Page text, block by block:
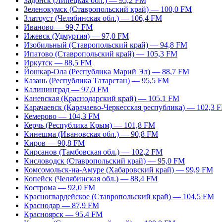
Зеленокумск (Ставропольский край) — 100,0 FM
Златоуст (Челябинская обл.) — 106,4 FM
Иваново — 99,7 FM
Ижевск (Удмуртия) — 97,0 FM
Изобильный (Ставропольский край) — 94,8 FM
Ипатово (Ставропольский край) — 105,3 FM
Иркутск — 88,5 FM
Йошкар-Ола (Республика Марий Эл) — 88,7 FM
Казань (Республика Татарстан) — 95,5 FM
Калининград — 97,0 FM
Каневская (Краснодарский край) — 105,1 FM
Карачаевск (Карачаево-Черкесская республика) — 102,3
Кемерово — 104,3 FM
Керчь (Республика Крым) — 101,8 FM
Кинешма (Ивановская обл.) — 90,8 FM
Киров — 90,8 FM
Кирсанов (Тамбовская обл.) — 102,2 FM
Кисловодск (Ставропольский край) — 95,0 FM
Комсомольск-на-Амуре (Хабаровский край) — 99,9 FM
Копейск (Челябинская обл.) — 88,4 FM
Кострома — 92,0 FM
Красногвардейское (Ставропольский край) — 104,5 FM
Краснодар — 87,9 FM
Красноярск — 95,4 FM